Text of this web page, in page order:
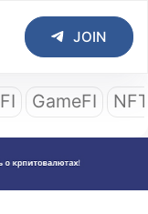
JOIN
GameFI